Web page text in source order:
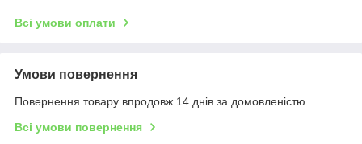
Всі умови оплати
Умови повернення
Повернення товару впродовж 14 днів за домовленістю
Всі умови повернення